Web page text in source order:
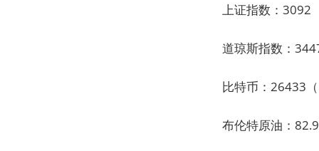
上证指数：
道琼斯指数：
比特币：26433
布伦特原油：